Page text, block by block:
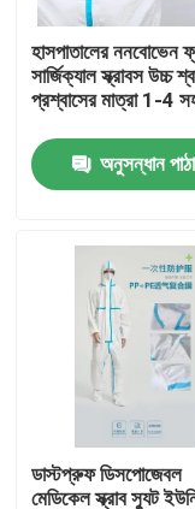
কারখানা ভ্রমণ
মান নিয়ন্ত্রণ
যোগাযোগ করুন
উদ্ধৃতির জন্য আবেদন
নিষ্পত্তিযোগ্য
নিষ্পত্তিযোগ্য সুরক্ষা স্যুট
ডিসপোজেবল
হাসপাতালের ননবোভেন
সার্জিক্যাল স্ক্রাবস উচ্চ
প্রশ্বাসের মাত্রা 1-4
অনুসন্ধান
ডাস্টপ্রুফ ডিসপোজেবল
মেডিকেল স্ক্রাব স্যুট